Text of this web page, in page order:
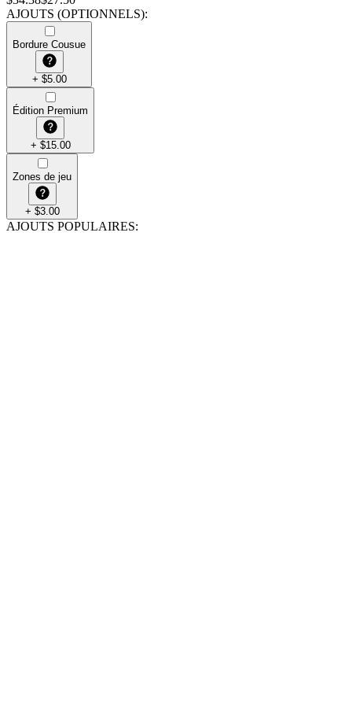
AJOUTS (OPTIONNELS):
Bordure Cousue
+ $5.00
Édition Premium
+ $15.00
Zones de jeu
+ $3.00
AJOUTS POPULAIRES: